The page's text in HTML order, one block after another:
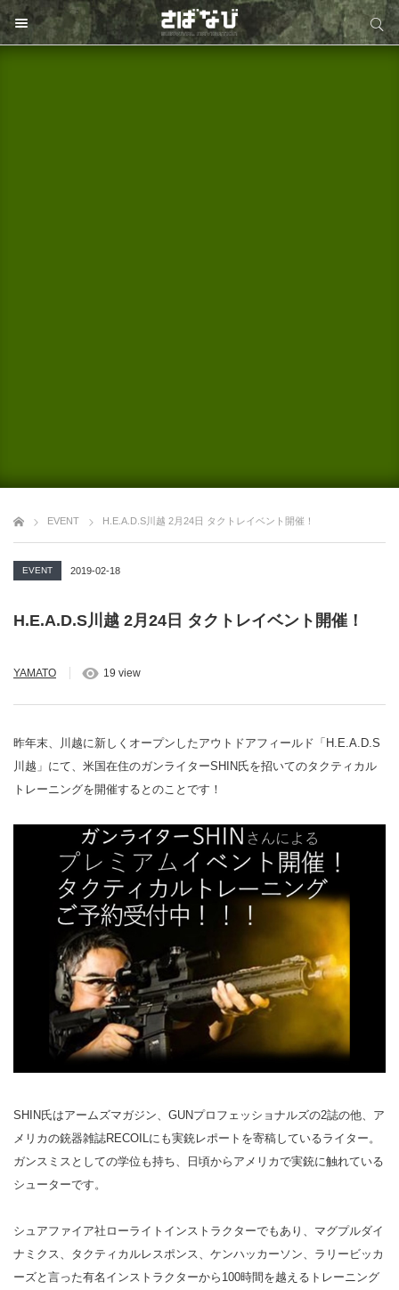
サイト内検索
EVENT H.E.A.D.S川越 2月24日 タクトレイベント開催！
EVENT 2019-02-18
H.E.A.D.S川越 2月24日 タクトレイベント開催！
YAMATO 19 view
昨年末、川越に新しくオープンしたアウトドアフィールド「H.E.A.D.S
川越」にて、米国在住のガンライターSHIN氏を招いてのタクティカル
トレーニングを開催するとのことです！
SHIN氏はアームズマガジン、GUNプロフェッショナルズの2誌の他、ア
メリカの銃器雑誌RECOILにも実銃レポートを寄稿しているライター。
ガンスミスとしての学位も持ち、日頃からアメリカで実銃に触れている
シューターです。
シュアファイア社ローライトインストラクターでもあり、マグプルダイ
ナミクス、タクティカルレスポンス、ケンハッカーソン、ラリービッカ
ーズと言った有名インストラクターから100時間を越えるトレーニング